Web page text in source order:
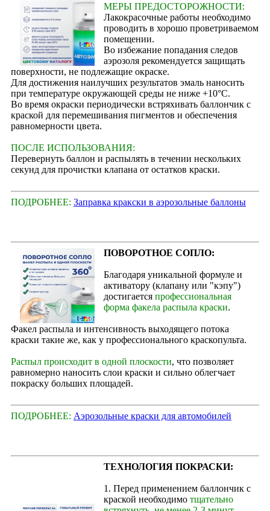
МЕРЫ ПРЕДОСТОРОЖНОСТИ:
Лакокрасочные работы необходимо
проводить в хорошо проветриваемом
помещении.
Во избежание попадания следов
аэрозоля рекомендуется защищать
поверхности, не подлежащие окраске.
Для достижения наилучших результатов эмаль наносить
при температуре окружающей среды не ниже +10°С.
Во время окраски периодически встряхивать баллончик с
краской для перемешивания пигментов и обеспечения
равномерности цвета.
ПОСЛЕ ИСПОЛЬЗОВАНИЯ:
Перевернуть баллон и распылять в течении нескольких
секунд для прочистки клапана от остатков краски.
ПОДРОБНЕЕ: Заправка кракски в аэрозольные баллоны
ПОВОРОТНОЕ СОПЛО:
Благодаря уникальной формуле и
активатору (клапану или "кэпу")
достигается профессиональная
форма факела распыла краски.
Факел распыла и интенсивность выходящего потока
краски такие же, как у профессионального краскопульта.
Распыл происходит в одной плоскости, что позволяет
равномерно наносить слои краски и сильно облегчает
покраску больших площадей.
ПОДРОБНЕЕ: Аэрозольные краски для автомобилей
ТЕХНОЛОГИЯ ПОКРАСКИ:
1. Перед применением баллончик с
краской необходимо тщательно